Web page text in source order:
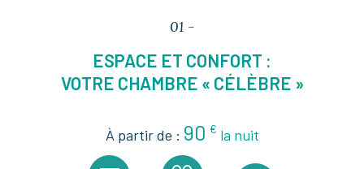
01 -
ESPACE ET CONFORT :
VOTRE CHAMBRE « CÉLÈBRE »
À partir de : 90 € la nuit